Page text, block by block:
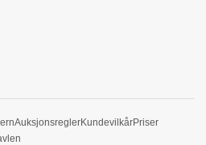
AuksjonsreglerKundevilkårPriser